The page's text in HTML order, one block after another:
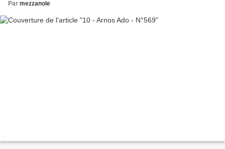
Par mezzanole